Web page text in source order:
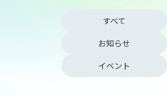
すべて
お知らせ
イベント